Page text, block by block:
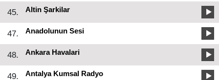
45. Altin Şarkilar
47. Anadolunun Sesi
48. Ankara Havalari
49. Antalya Kumsal Radyo